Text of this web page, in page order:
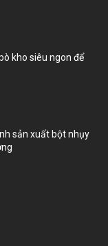
kho siêu ngon để
sản xuất bột nhụy